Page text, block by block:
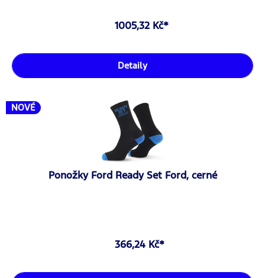
1005,32 Kč*
Detaily
NOVÉ
Ponožky Ford Ready Set Ford, cerné
366,24 Kč*